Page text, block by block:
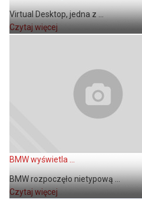
Virtual Desktop, jedna z ...
Czytaj więcej
BMW wyświetla ...
BMW rozpoczęło nietypową ...
Czytaj więcej